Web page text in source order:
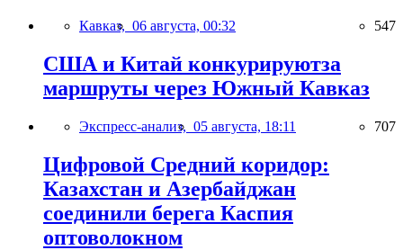
Кавказ, 06 августа, 00:32 547
США и Китай конкурируютза
маршруты через Южный Кавказ
Экспресс-анализ, 05 августа, 18:11 707
Цифровой Средний коридор:
Казахстан и Азербайджан
соединили берега Каспия
оптоволокном